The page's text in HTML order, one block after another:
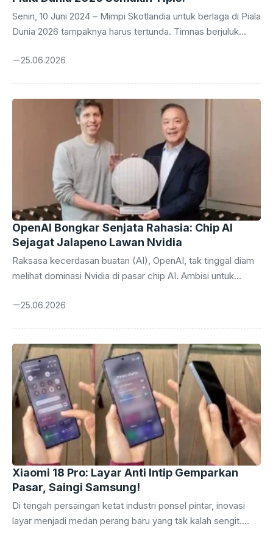
Senin, 10 Juni 2024 – Mimpi Skotlandia untuk berlaga di Piala
Dunia 2026 tampaknya harus tertunda. Timnas berjuluk
takluk 0-3 dari raksasa sepak bola dunia, Brasil, dalam laga
pukulan telak yang membuat peluang mereka untuk melaju
ke ajang empat tahunan tersebut kini berada di ambang
kehancuran. Para penggemar Skotlandia di seluruh dunia
sontak merasakan kekecewaan ...
25.06.2026
OpenAI Bongkar Senjata Rahasia: Chip AI
Sejagat Jalapeno Lawan Nvidia
Raksasa kecerdasan buatan (AI), OpenAI, tak tinggal diam
melihat dominasi Nvidia di pasar chip AI. Ambisi untuk
pemrosesan grafis (GPU) buatan Nvidia, yang selama ini
mengungkap bahwa OpenAI sedang mengembangkan chip
AI sendiri yang diberi nama sandi ‘Jalapeno’, sebuah langkah
strategis yang berpotensi mengguncang lanskap industri
teknologi global. Perlombaan membangun infrastruktur
komputasi yang mumpuni untuk melatih dan menjalankan
model AI ...
25.06.2026
Xiaomi 18 Pro: Layar Anti Intip Gemparkan
Pasar, Saingi Samsung!
Di tengah persaingan ketat industri ponsel pintar, inovasi
layar menjadi medan perang baru yang tak kalah sengit.